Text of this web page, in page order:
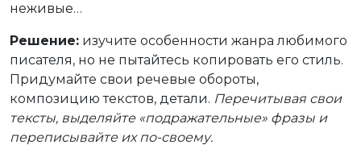
неживые…
Решение: изучите особенности жанра любимого
писателя, но не пытайтесь копировать его стиль.
Придумайте свои речевые обороты,
композицию текстов, детали. Перечитывая свои
тексты, выделяйте «подражательные» фразы и
переписывайте их по-своему.